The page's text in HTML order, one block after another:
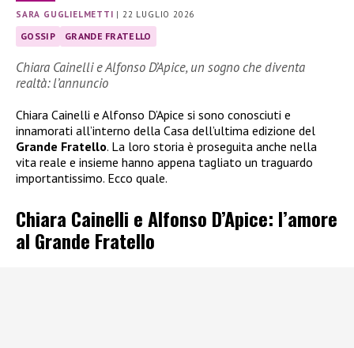
SARA GUGLIELMETTI | 22 LUGLIO 2026
GOSSIP GRANDE FRATELLO
Chiara Cainelli e Alfonso D’Apice, un sogno che diventa
realtà: l’annuncio
Chiara Cainelli e Alfonso D’Apice si sono conosciuti e
innamorati all’interno della Casa dell’ultima edizione del
Grande Fratello. La loro storia è proseguita anche nella
vita reale e insieme hanno appena tagliato un traguardo
importantissimo. Ecco quale.
Chiara Cainelli e Alfonso D’Apice: l’amore
al Grande Fratello